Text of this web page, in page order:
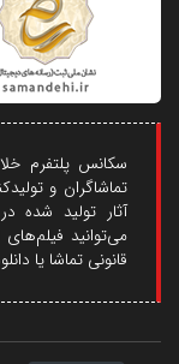
سکانس پلتفرم
تماشاگران و
آثار تولید شده
می‌توانید
قانونی تماشا یا